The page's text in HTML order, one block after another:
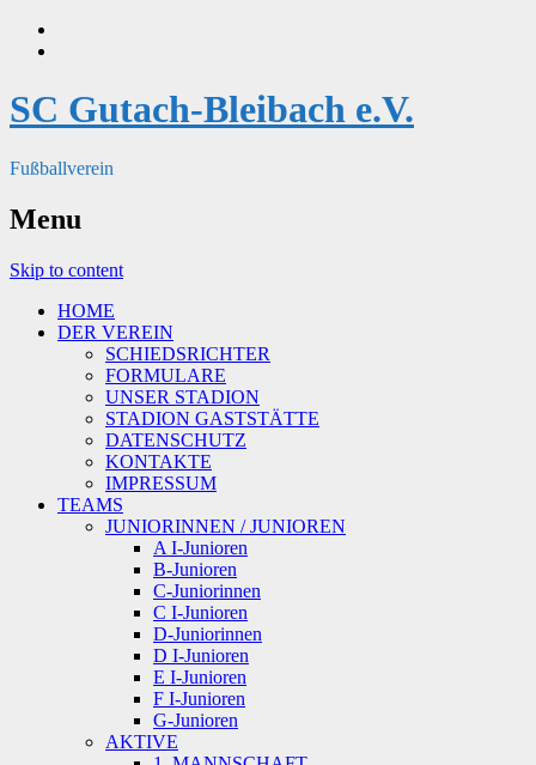
SC Gutach-Bleibach e.V.
Fußballverein
Menu
Skip to content
HOME
DER VEREIN
SCHIEDSRICHTER
FORMULARE
UNSER STADION
STADION GASTSTÄTTE
DATENSCHUTZ
KONTAKTE
IMPRESSUM
TEAMS
JUNIORINNEN / JUNIOREN
A I-Junioren
B-Junioren
C-Juniorinnen
C I-Junioren
D-Juniorinnen
D I-Junioren
E I-Junioren
F I-Junioren
G-Junioren
AKTIVE